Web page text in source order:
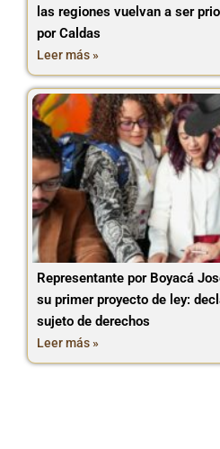
las regiones vuelvan a ser
por Caldas
Leer más »
Representante por Boyacá
su primer proyecto de ley:
sujeto de derechos
Leer más »